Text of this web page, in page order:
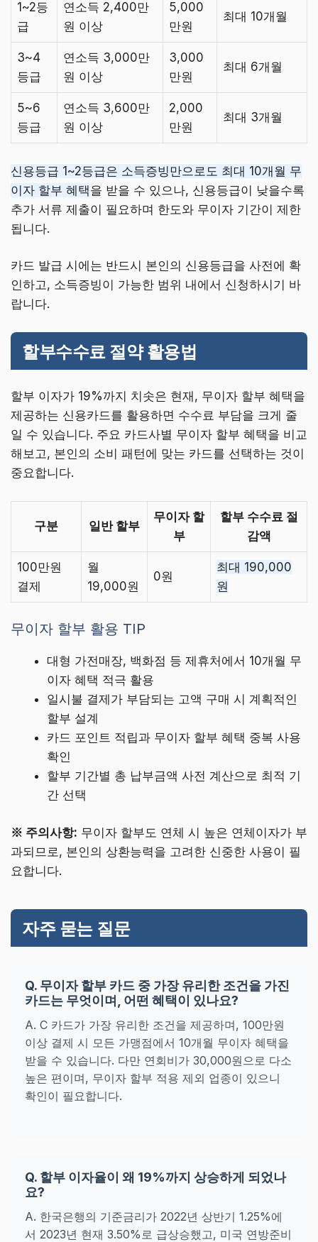
1~2등
급
연소득 2,400만
원 이상
5,000
만원
최대 10개월
3~4
등급
연소득 3,000만
원 이상
3,000
만원
최대 6개월
5~6
등급
연소득 3,600만
원 이상
2,000
만원
최대 3개월
신용등급 1~2등급은 소득증빙만으로도 최대 10개월 무
이자 할부 혜택을 받을 수 있으나, 신용등급이 낮을수록
추가 서류 제출이 필요하며 한도와 무이자 기간이 제한
됩니다.
카드 발급 시에는 반드시 본인의 신용등급을 사전에 확
인하고, 소득증빙이 가능한 범위 내에서 신청하시기 바
랍니다.
할부수수료 절약 활용법
할부 이자가 19%까지 치솟은 현재, 무이자 할부 혜택을
제공하는 신용카드를 활용하면 수수료 부담을 크게 줄
일 수 있습니다. 주요 카드사별 무이자 할부 혜택을 비교
해보고, 본인의 소비 패턴에 맞는 카드를 선택하는 것이
중요합니다.
구분 일반 할부
무이자 할
부
할부 수수료 절
감액
100만원
결제
월
19,000원
0원
최대 190,000
원
무이자 할부 활용 TIP
대형 가전매장, 백화점 등 제휴처에서 10개월 무
이자 혜택 적극 활용
일시불 결제가 부담되는 고액 구매 시 계획적인
할부 설계
카드 포인트 적립과 무이자 할부 혜택 중복 사용
확인
할부 기간별 총 납부금액 사전 계산으로 최적 기
간 선택
※ 주의사항: 무이자 할부도 연체 시 높은 연체이자가 부
과되므로, 본인의 상환능력을 고려한 신중한 사용이 필
요합니다.
자주 묻는 질문
Q. 무이자 할부 카드 중 가장 유리한 조건을 가진
카드는 무엇이며, 어떤 혜택이 있나요?
A. C 카드가 가장 유리한 조건을 제공하며, 100만원
이상 결제 시 모든 가맹점에서 10개월 무이자 혜택을
받을 수 있습니다. 다만 연회비가 30,000원으로 다소
높은 편이며, 무이자 할부 적용 제외 업종이 있으니
확인이 필요합니다.
Q. 할부 이자율이 왜 19%까지 상승하게 되었나
요?
A. 한국은행의 기준금리가 2022년 상반기 1.25%에
서 2023년 현재 3.50%로 급상승했고, 미국 연방준비